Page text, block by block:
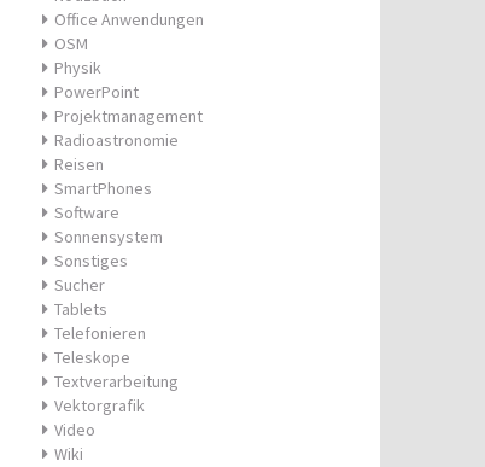
Office Anwendungen
OSM
Physik
PowerPoint
Projektmanagement
Radioastronomie
Reisen
SmartPhones
Software
Sonnensystem
Sonstiges
Sucher
Tablets
Telefonieren
Teleskope
Textverarbeitung
Vektorgrafik
Video
Wiki